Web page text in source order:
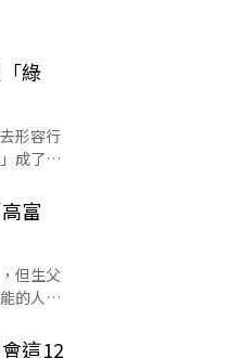
綠
形容行
成了罵
富
但生父
的人選
這12